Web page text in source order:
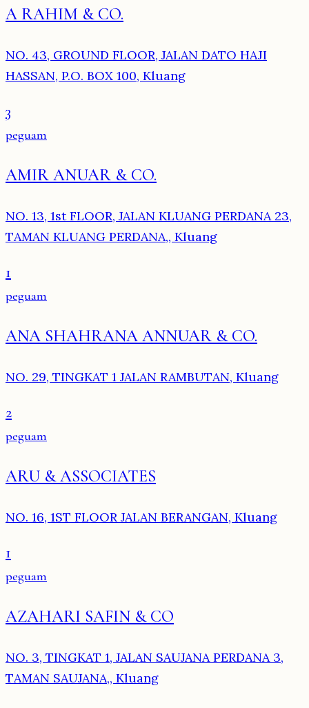
A RAHIM & CO.
NO. 43, GROUND FLOOR, JALAN DATO HAJI
HASSAN, P.O. BOX 100, Kluang
3
peguam
AMIR ANUAR & CO.
NO. 13, 1st FLOOR, JALAN KLUANG PERDANA 23,
TAMAN KLUANG PERDANA,, Kluang
1
peguam
ANA SHAHRANA ANNUAR & CO.
NO. 29, TINGKAT 1 JALAN RAMBUTAN, Kluang
2
peguam
ARU & ASSOCIATES
NO. 16, 1ST FLOOR JALAN BERANGAN, Kluang
1
peguam
AZAHARI SAFIN & CO
NO. 3, TINGKAT 1, JALAN SAUJANA PERDANA 3,
TAMAN SAUJANA,, Kluang